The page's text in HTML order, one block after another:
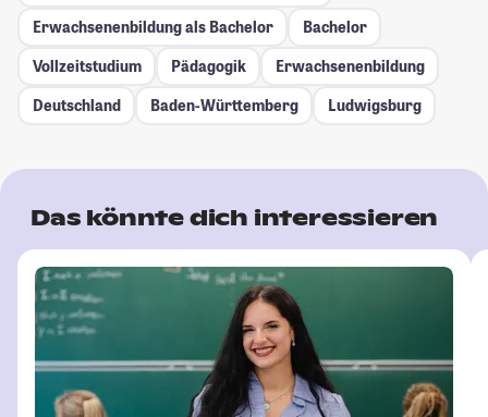
Erwachsenenbildung als Bachelor
Bachelor
Vollzeitstudium
Pädagogik
Erwachsenenbildung
Deutschland
Baden-Württemberg Ludwigsburg
Das könnte dich interessieren